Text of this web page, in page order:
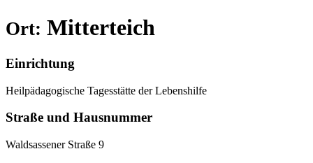
Ort: Mitterteich
Einrichtung
Heilpädagogische Tagesstätte der Lebenshilfe
Straße und Hausnummer
Waldsassener Straße 9